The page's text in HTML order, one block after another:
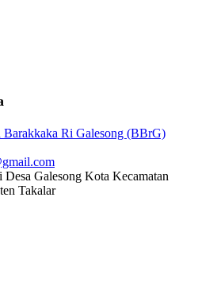
Barakkaka Ri Galesong (BBrG)
Galesong Kota Kecamatan
Takalar